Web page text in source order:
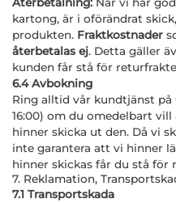
kartong, är i oförändrat
produkten. Fraktkostnader
återbetalas ej. Detta gäller
kunden får stå för
6.4 Avbokning
Ring alltid vår kundtjänst på
16:00) om du omedelbart
hinner skicka ut den. Då vi
inte garantera att vi hinner
hinner skickas får du stå för
7. Reklamation,
7.1 Transportskada